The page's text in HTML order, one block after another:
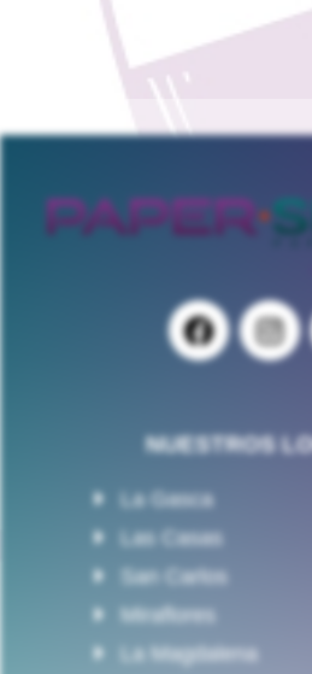
NUESTROS
La Gasca
Las Casas
San Carlos
Miraflores
La Magdalena